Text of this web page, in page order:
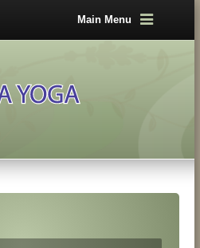
Main Menu